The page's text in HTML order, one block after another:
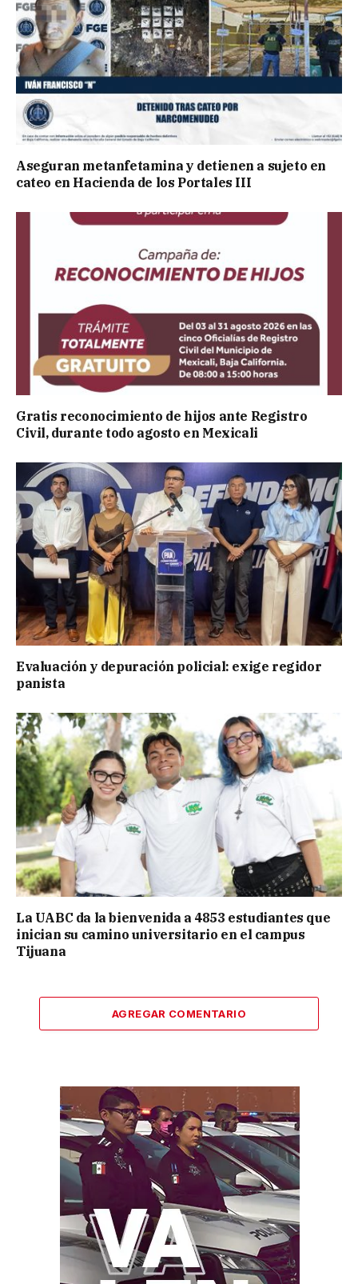
Aseguran metanfetamina y detienen a sujeto en
cateo en Hacienda de los Portales III
Gratis reconocimiento de hijos ante Registro
Civil, durante todo agosto en Mexicali
Evaluación y depuración policial: exige regidor
panista
La UABC da la bienvenida a 4853 estudiantes que
inician su camino universitario en el campus
Tijuana
AGREGAR COMENTARIO